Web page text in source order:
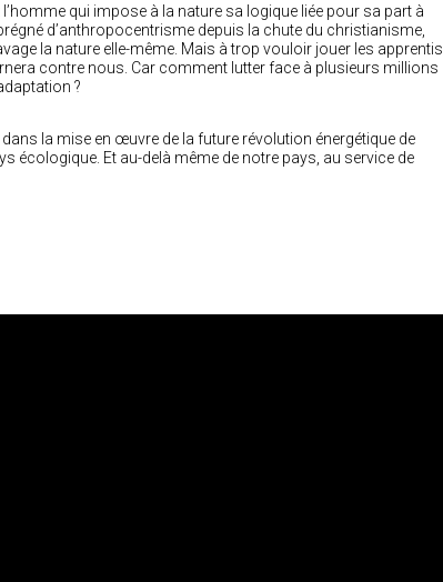
qui impose à la nature sa logique liée pour sa part à
d’anthropocentrisme depuis la chute du christianisme,
la nature elle-même. Mais à trop vouloir jouer les apprentis
contre nous. Car comment lutter face à plusieurs millions
?
la mise en œuvre de la future révolution énergétique de
écologique. Et au-delà même de notre pays, au service de